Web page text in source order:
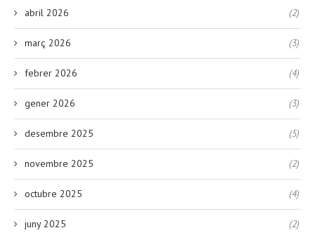
abril 2026 (2)
març 2026 (3)
febrer 2026 (4)
gener 2026 (3)
desembre 2025 (5)
novembre 2025 (2)
octubre 2025 (4)
juny 2025 (2)